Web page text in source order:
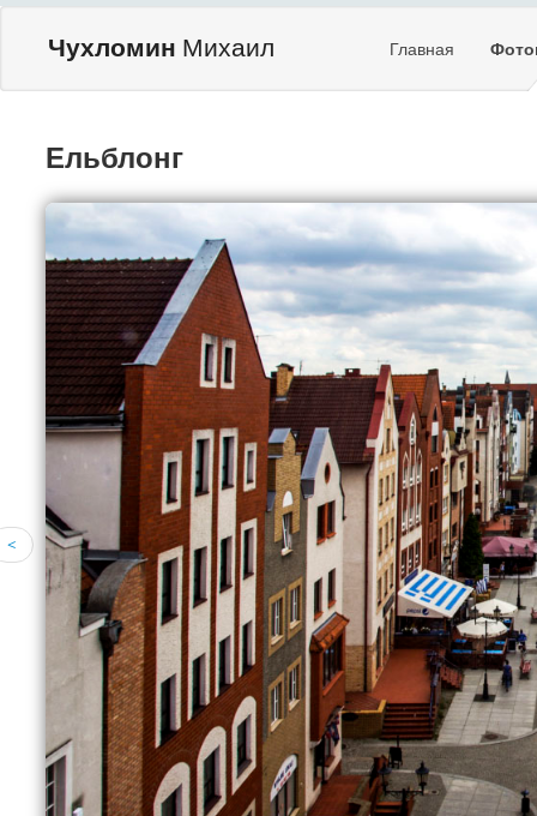
Чухломин Михаил Главная
Ельблонг
<